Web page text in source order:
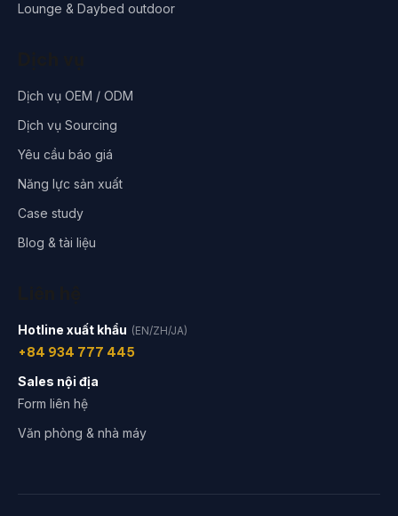
Lounge & Daybed outdoor
Dịch vụ OEM / ODM
Dịch vụ Sourcing
Yêu cầu báo giá
Năng lực sản xuất
Case study
Blog & tài liệu
Hotline xuất khẩu (EN/ZH/JA)
+84 934 777 445
Sales nội địa
Form liên hệ
Văn phòng & nhà máy